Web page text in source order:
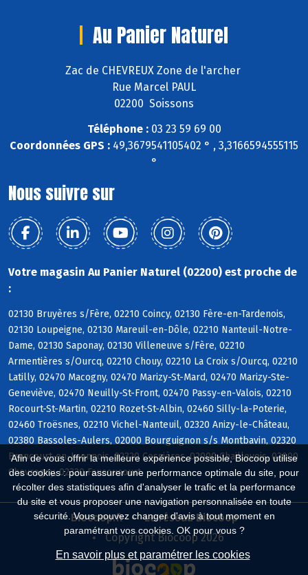
Afin de vous offrir la meilleure expérience possible, Biocoop utilise
des cookies : pour assurer une performance optimale du site, pour
récolter des statistiques afin d'analyser le trafic et la performance
du site et vous proposer une navigation personnalisée en toute
sécurité. Vous pouvez changer d'avis à tout moment en
paramétrant vos cookies. OK pour vous ?
En savoir plus et paramétrer les cookies
Au Panier Naturel
Zac de CHEVREUX Zone de l'archer
Rue Marcel PAUL
02200 Soissons
Téléphone :03 23 59 69 00
Coordonnées GPS : 49,3679541105402 ° , 3,3166594555115
°
Nous suivre sur
Votre magasin Au Panier Naturel (02200) est proche de
:
02130 Bruyères s/Fère, 02210 Coincy, 02130 Fère-en-Tardenois,
02130 Loupeigne, 02130 Mareuil-en-Dôle, 02210 Nanteuil-Notre-
Dame, 02130 Saponay, 02130 Villeneuve s/Fère, 02210
Armentières s/Ourcq, 02210 Chouy, 02210 La Croix s/Ourcq, 02210
Latilly, 02470 Macogny, 02470 Marizy-St-Mard, 02470 Marizy-Ste-
Geneviève, 02470 Neuilly-St-Front, 02470 Passy-en-Valois, 02210
Rocourt-St-Martin, 02210 Rozet-St-Albin, 02460 Silly-la-Poterie,
02460 Troësnes, 02210 Vichel-Nanteuil, 02320 Anizy-le-Château,
02380 Bassoles-Aulers, 02000 Bourguignon s/s Montbavin, 02320
Brancourt-en-Laonnois, 02320 Cessières, 02000 Chaillevois, 02000
Chevregny, 02320 Faucoucourt
Biocoop.fr
Le réseau Biocoop
Copyright Biocoop 2026